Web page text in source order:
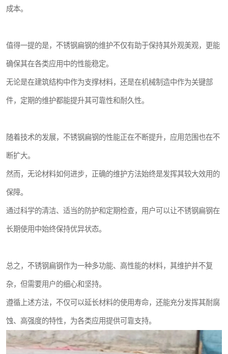
成本。
值得一提的是，不锈钢扁钢的维护不仅有助于保持其外观美观，更能
确保其在各类应用中的性能稳定。
无论是在建筑结构中作为支撑材料，还是在机械制造中作为关键部
件，定期的维护都能提升其可靠性和耐久性。
随着技术的发展，不锈钢扁钢的性能正在不断提升，应用范围也在不
断扩大。
然而，无论材料如何进步，正确的维护方法始终是发挥其较大效用的
保障。
通过科学的清洁、适当的防护和定期检查，用户可以让不锈钢扁钢在
长期使用中始终保持优异状态。
总之，不锈钢扁钢作为一种多功能、高性能的材料，其维护并不复
杂，但需要用户的细心和坚持。
遵循上述方法，不仅可以延长材料的使用寿命，还能充分发挥其耐腐
蚀、高强度的特性，为各类应用提供可靠支持。